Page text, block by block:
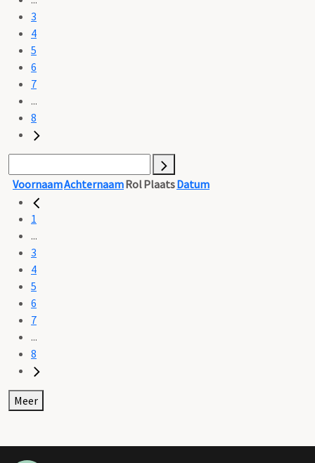
3
4
5
6
7
...
8
VoornaamAchternaamRolPlaatsDatum
1
...
3
4
5
6
7
...
8
Meer